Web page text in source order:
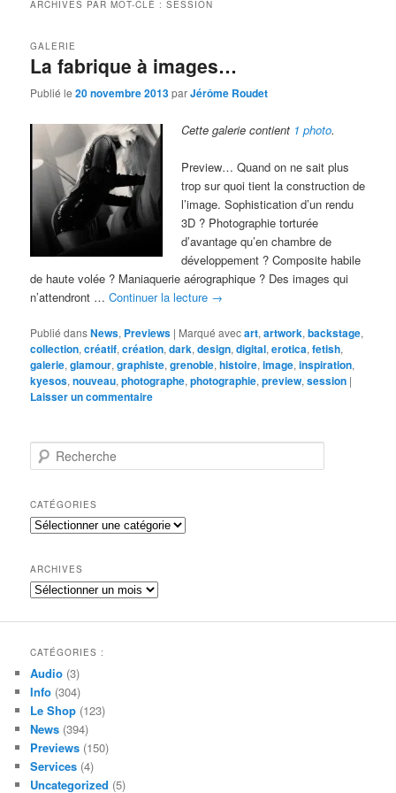
ARCHIVES PAR MOT-CLÉ :SESSION
La fabrique à images…
GALERIE
Publié le20 novembre 2013parJérôme Roudet
Cette galerie contient 1 photo.
Preview… Quand on ne sait plus
trop sur quoi tient la construction de
l’image. Sophistication d’un rendu
3D ? Photographie torturée
d’avantage qu’en chambre de
développement ? Composite habile
de haute volée ? Maniaquerie aérographique ? Des images qui
n’attendront …Continuer la lecture →
Publié dansNews, Previews | Marqué avecart,artwork,backstage,
collection,créatif,création,dark,design,digital,erotica,fetish,
galerie,glamour,graphiste,grenoble,histoire,image,inspiration,
kyesos,nouveau,photographe,photographie,preview,session |
Laisser un commentaire
e
h
e
r
h
e
CATÉGORIES
Catégories
ARCHIVES
Archives
CATÉGORIES :
Audio (3)
Info (304)
Le Shop (123)
News (394)
Previews (150)
Services (4)
Uncategorized (5)